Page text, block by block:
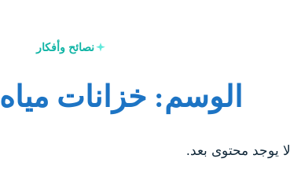
نصائح وأفكار
الوسم: خزانات
لا يوجد محتوى بعد.